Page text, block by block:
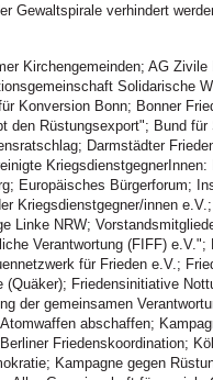
Gewaltspirale verhindert
Kirchengemeinden; AG
Solidarische
Konversion Bonn; Bonner
den Rüstungsexport"; Bund
Darmstädter
Europäisches Bürgerforum;
Kriegsdienstgegner/innen
Linke NRW;
Verantwortung (FIFF)
für Frieden e.V.;
(Quäker); Friedensinitiative
der gemeinsamen
abschaffen;
Friedenskoordination;
Kampagne gegen